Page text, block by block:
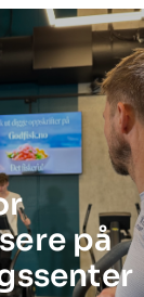
på